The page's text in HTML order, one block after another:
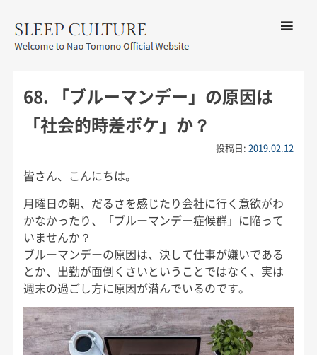
CULTURE
ツへ移動
68. 「ブルーマンデー」の原因は
「社会的時差ボケ」か？
投稿日:2019.02.12
皆さん、こんにちは。
月曜日の朝、だるさを感じたり会社に行く意欲がわ
かなかったり、「ブルーマンデー症候群」に陥って
いませんか？
ブルーマンデーの原因は、決して仕事が嫌いである
とか、出勤が面倒くさいということではなく、実は
週末の過ごし方に原因が潜んでいるのです。